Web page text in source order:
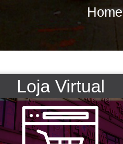
Home
Loja Virtual